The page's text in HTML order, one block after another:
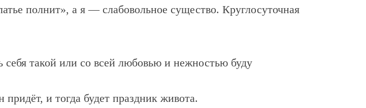
полнит», а я — слабовольное существо. Круглосуточная
такой или со всей любовью и нежностью буду
и тогда будет праздник живота.